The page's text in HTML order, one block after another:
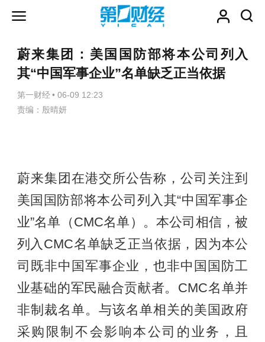
蔚来集团：美国国防部将本公司列入
其“中国军事企业”名单缺乏正当依据
第一财经 • 06-09 12:23
责编：殷晴妍
蔚来集团在港交所公告称，公司关注到
美国国防部将本公司列入其“中国军事企
业”名单（CMC名单）。本公司相信，被
列入CMC名单缺乏正当依据，因为本公
司既非中国军事企业，也非中国国防工
业基础的军民融合贡献者。CMC名单并
非制裁名单。与该名单相关的美国政府
采购限制不会影响本公司的业务，且